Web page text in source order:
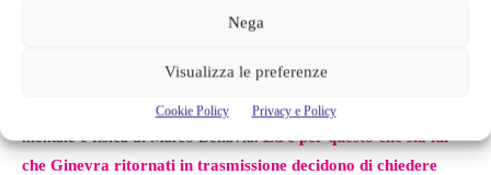
Nega
Visualizza le preferenze
Cookie Policy Privacy e Policy
L’uomo era profondamente provato dalla vicenda e ammette
come in casa non si sia accorto di nulla sulla delicata situazione
mentale e fisica di Marco Bellavia.Ed è per questo che sia lui
che Ginevra ritornati in trasmissione decidono di chiedere